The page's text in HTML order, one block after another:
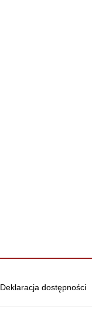
Deklaracja dostępności